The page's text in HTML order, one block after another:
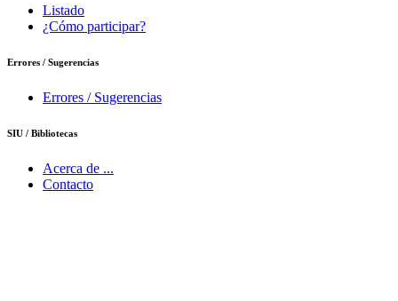
Listado
¿Cómo participar?
Errores / Sugerencias
Errores / Sugerencias
SIU / Bibliotecas
Acerca de ...
Contacto